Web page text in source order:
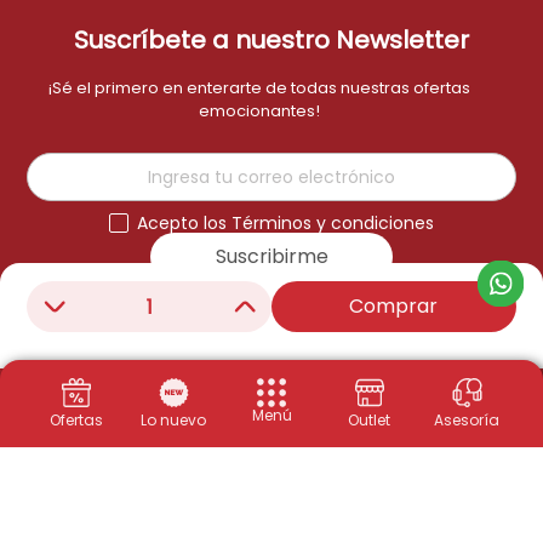
Ofertas Lo nuevo Menú Outlet Asesoría
＋
－ Comprar
Adaptive picture y Adaptive sound.
Control remoto SolarCell.
¡No esperes más para disfrutar de una
experiencia visual inteligente y versátil!
Adquiere hoy mismo tu MONITOR SMART
SAMSUNG 32' LS32CM701UNXZA y descubre un
mundo de posibilidades.
Suscríbete a nuestro Newsletter
¡Sé el primero en enterarte de todas nuestras ofertas
emocionantes!
Acepto los Términos y condiciones
Suscribirme